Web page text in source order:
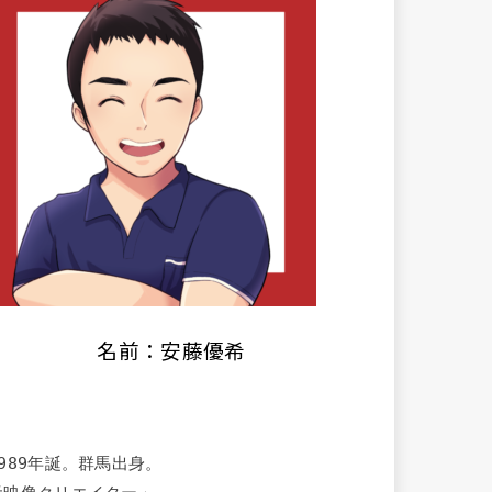
名前：安藤優希
年誕。群馬出身。